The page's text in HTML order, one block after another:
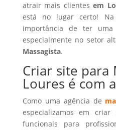
atrair mais clientesem
está no lugar certo! Na
importância de ter uma
especialmente no setor
Massagista.
Criar site para
Loures é com
Como uma agência de
especializamos em criar
funcionais para